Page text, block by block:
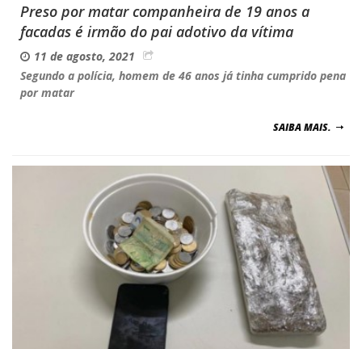
Preso por matar companheira de 19 anos a
facadas é irmão do pai adotivo da vítima
11 de agosto, 2021
Segundo a polícia, homem de 46 anos já tinha cumprido pena
por matar
SAIBA MAIS.